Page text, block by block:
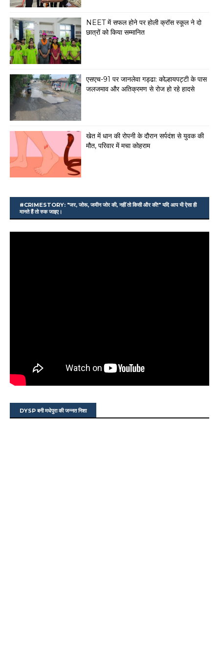
NEET में सफल होने पर होली क्रॉस स्कूल ने दो
छात्रों को किया सम्मानित
एसएच-91 पर जानलेवा गड्ढा: कोल्हायपट्टी के पास
जलजमाव और अतिक्रमण से रोज हो रहे हादसे
खेत में धान की रोपनी के दौरान सर्पदंश से युवक की
मौत, परिवार में मचा कोहराम
#CRIMESTORY: "जर, जोरू, जमीन जोर की, नहीं तो किसी और की!" यदि आप भी ऐसा ही
मानते हैं तो रुक जाइए।
DYSP बनी मधेपुरा की जन्नत निशा